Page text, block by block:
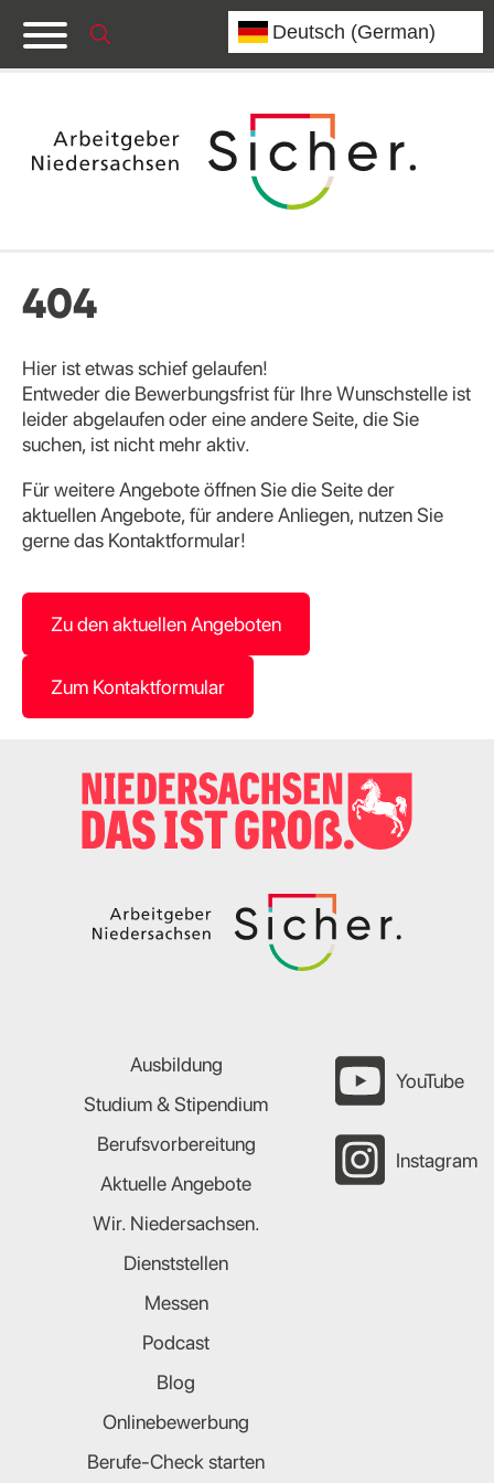
404
Hier ist etwas schief gelaufen!
Entweder die Bewerbungsfrist für Ihre Wunschstelle ist
leider abgelaufen oder eine andere Seite, die Sie
suchen, ist nicht mehr aktiv.
Für weitere Angebote öffnen Sie die Seite der
aktuellen Angebote, für andere Anliegen, nutzen Sie
gerne das Kontaktformular!
Zu den aktuellen Angeboten
Zum Kontaktformular
Ausbildung
Studium & Stipendium
Berufsvorbereitung
Aktuelle Angebote
Wir. Niedersachsen.
Dienststellen
Messen
Podcast
Blog
Onlinebewerbung
Berufe-Check starten
YouTube
Instagram